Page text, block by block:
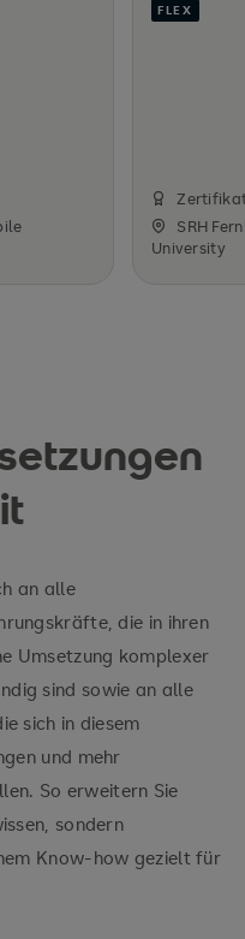
FLEX
SRH
University
an alle
die in ihren
Umsetzung komplexer
sind sowie an alle
sich in diesem
und mehr
So erweitern Sie
sondern
Know-how gezielt für